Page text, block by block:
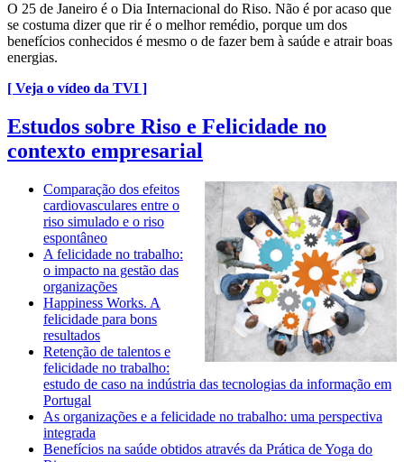
O 25 de Janeiro é o Dia Internacional do Riso. Não é por acaso que
se costuma dizer que rir é o melhor remédio, porque um dos
benefícios conhecidos é mesmo o de fazer bem à saúde e atrair boas
energias.
[ Veja o vídeo da TVI ]
Estudos sobre Riso e Felicidade no
contexto empresarial
Comparação dos efeitos
cardiovasculares entre o
riso simulado e o riso
espontâneo
A felicidade no trabalho:
o impacto na gestão das
organizações
Happiness Works. A
felicidade para bons
resultados
Retenção de talentos e
felicidade no trabalho:
estudo de caso na indústria das tecnologias da informação em
Portugal
As organizações e a felicidade no trabalho: uma perspectiva
integrada
Benefícios na saúde obtidos através da Prática de Yoga do